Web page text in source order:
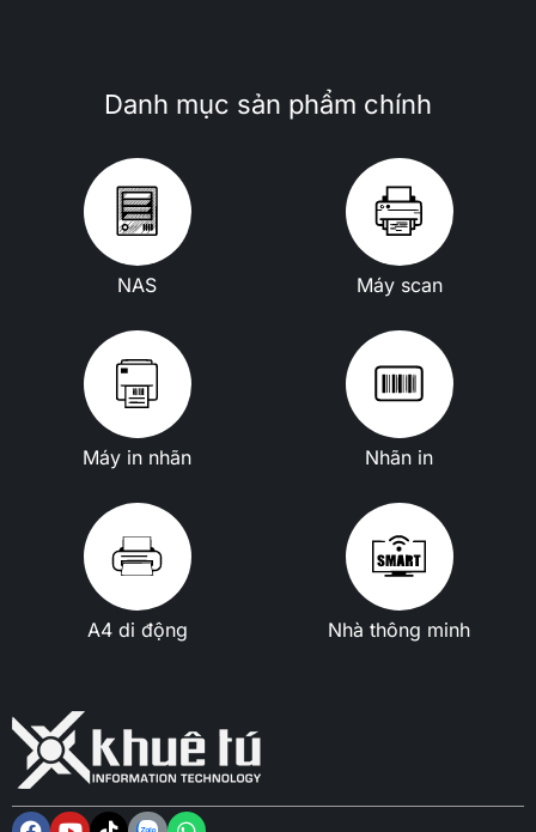
Danh mục sản phẩm chính
NAS Máy scan
Máy in nhãn Nhãn in
A4 di động Nhà thông minh